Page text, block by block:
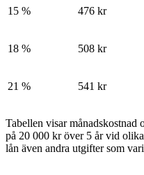
15 % 476 kr
18 % 508 kr
21 % 541 kr
Tabellen visar månadskostnad
på 20 000 kr över 5 år vid
lån även andra utgifter som